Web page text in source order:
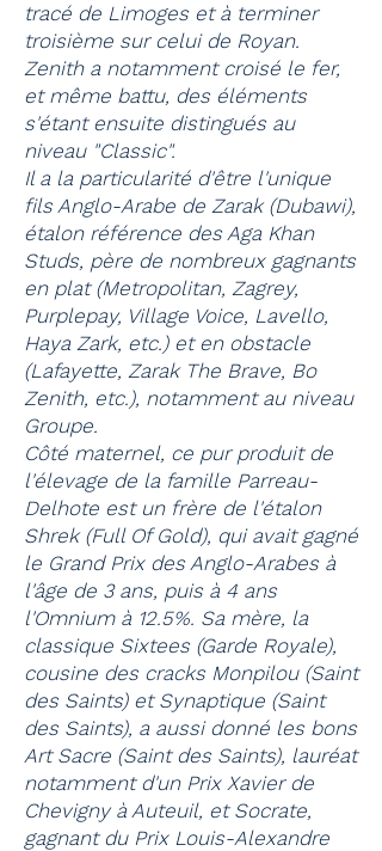
tracé de Limoges et à terminer
troisième sur celui de Royan.
Zenith a notamment croisé le fer,
et même battu, des éléments
s'étant ensuite distingués au
niveau "Classic".
Il a la particularité d'être l'unique
fils Anglo-Arabe de Zarak (Dubawi),
étalon référence des Aga Khan
Studs, père de nombreux gagnants
en plat (Metropolitan, Zagrey,
Purplepay, Village Voice, Lavello,
Haya Zark, etc.) et en obstacle
(Lafayette, Zarak The Brave, Bo
Zenith, etc.), notamment au niveau
Groupe.
Côté maternel, ce pur produit de
l'élevage de la famille Parreau-
Delhote est un frère de l'étalon
Shrek (Full Of Gold), qui avait gagné
le Grand Prix des Anglo-Arabes à
l'âge de 3 ans, puis à 4 ans
l'Omnium à 12.5%. Sa mère, la
classique Sixtees (Garde Royale),
cousine des cracks Monpilou (Saint
des Saints) et Synaptique (Saint
des Saints), a aussi donné les bons
Art Sacre (Saint des Saints), lauréat
notamment d'un Prix Xavier de
Chevigny à Auteuil, et Socrate,
gagnant du Prix Louis-Alexandre